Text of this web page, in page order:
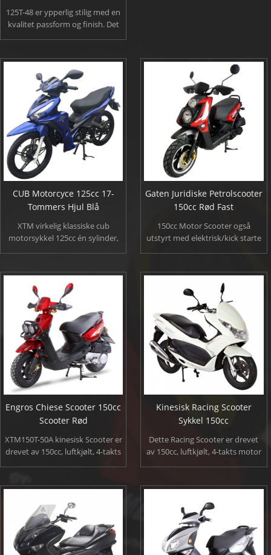
125T-48 er ypperlig stilig med en
kvalitet passform og finish. Det
økonomisk.Denne sporty 125cc
scooteren kommer med store
dekk, foran hydraulisk
skivebrems, som betyr at ikke
bare gjør det ri jevnere og
håndtere bedre men kan enkelt
håndtere to passasjerer.
CUB Motorcyce 125cc 17-
Tommers Hjul Blå
XTM virkelig klassiske cub
motorsykkel 125cc én sylinder,
motor. En helt iøynefallende
scooter som er perfekt for
cruising gjennom byen eller ned
til stranden.
Gaten Juridiske Petrolscooter
150cc Rød Fast
150cc Motor Scooter også
utstyrt med elektrisk/kick starte
behandling, høykvalitets
polyuretan sete.
Engros Chiese Scooter 150cc
Scooter Rød
XTM150T-50A kinesisk Scooter er
drevet av 150cc, luftkjølt, 4-takts
holder en god gass kjørelengde.
Kinesisk Racing Scooter
Sykkel 150cc
Dette Racing Scooter er drevet
av 150cc, luftkjølt, 4-takts motor
god gass kjørelengde. Scooter
også utstyrt med elektrisk/kick
starte metoden, høy ytelse
aluminium eksosrør, totrinns
maling behandling, høykvalitets
polyuretan sete.